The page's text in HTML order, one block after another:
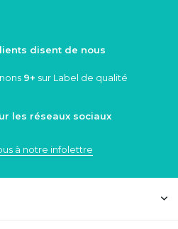
disent de nous
9+ sur Label de qualité
les réseaux sociaux
à notre infolettre